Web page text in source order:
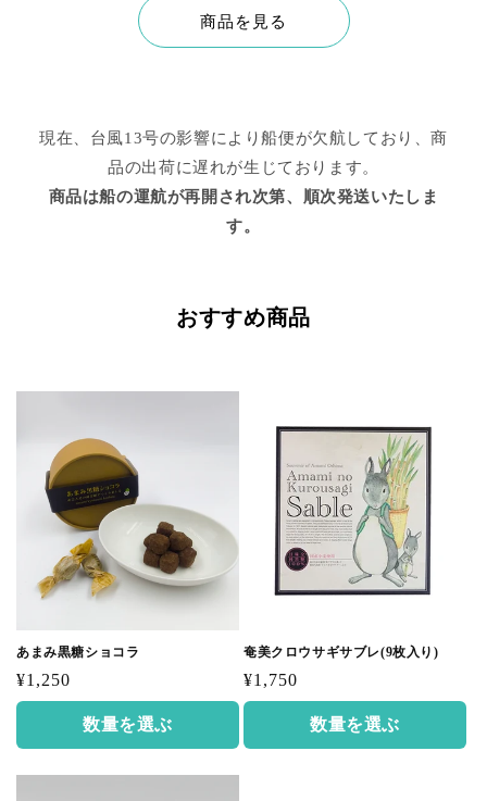
商品を見る
現在、台風13号の影響により船便が欠航しており、商
品の出荷に遅れが生じております。
商品は船の運航が再開され次第、順次発送いたしま
す。
おすすめ商品
あまみ黒糖ショコラ
通
常
格
¥1,250
数量を選ぶ
奄美クロウサギサブレ(9枚入り)
通
常
格
¥1,750
数量を選ぶ